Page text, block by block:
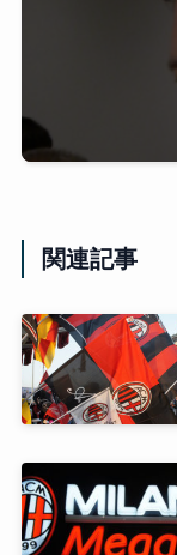
関連記事